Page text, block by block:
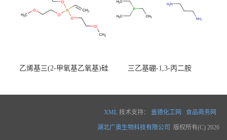
乙烯基三(2-甲氧基乙氧基)硅
三乙基硼-1,3-丙二胺
XML 技术支持： 盖德化工网 食品商务网
湖北广奥生物科技有限公司 版权所有(C) 2026